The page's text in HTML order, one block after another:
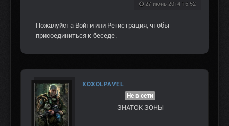
27 июнь 2014 16:52
Пожалуйста Войти или Регистрация, чтобы
присоединиться к беседе.
XOXOLPAVEL
Не в сети
ЗНАТОК ЗОНЫ